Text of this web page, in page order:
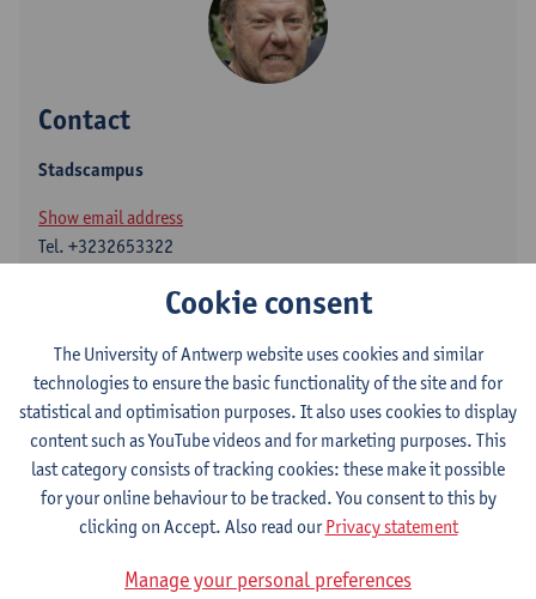
Contact
Stadscampus
Show email address
Tel. +3232653322
Department
Department of Physics
Statute & functions
Cookie consent
The University of Antwerp website uses cookies and similar
technologies to ensure the basic functionality of the site and for
statistical and optimisation purposes. It also uses cookies to display
content such as YouTube videos and for marketing purposes. This
last category consists of tracking cookies: these make it possible
for your online behaviour to be tracked. You consent to this by
clicking on Accept. Also read ourPrivacy statement
Manage your personal preferences